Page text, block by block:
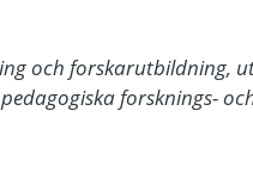
och forskarutbildning,
forsknings-